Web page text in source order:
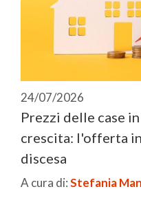
24/07/2026
Prezzi delle case
crescita: l'offerta
discesa
A cura di:Stefania